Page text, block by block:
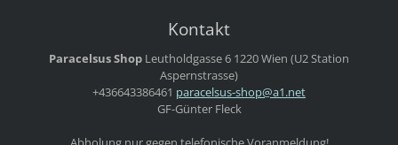
Kontakt
Paracelsus Shop Leutholdgasse 6 1220 Wien (U2 Station
Aspernstrasse)
+436643386461 paracelsus-shop@a1.net
GF-Günter Fleck